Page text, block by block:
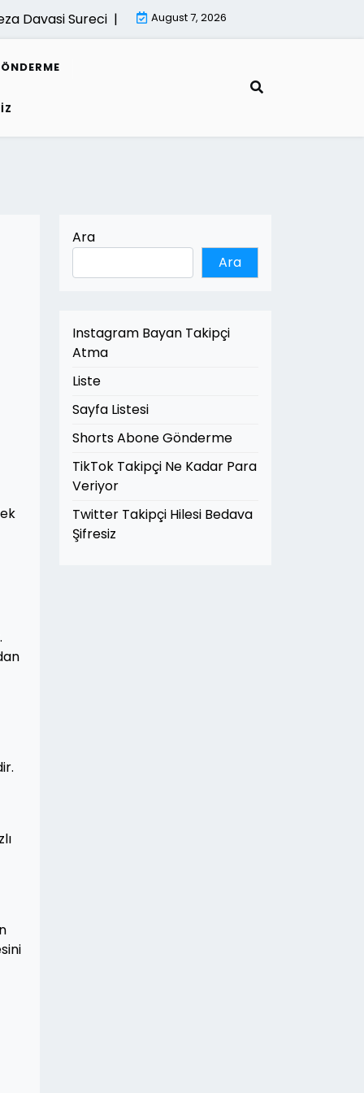
Davasi Sureci |İsletmeler İcin Dijital Donusum Rehberi
August 7, 2026
Ara
Ara
Instagram Bayan Takipçi
Atma
Liste
Sayfa Listesi
Shorts Abone Gönderme
TikTok Takipçi Ne Kadar Para
Veriyor
Twitter Takipçi Hilesi Bedava
Şifresiz